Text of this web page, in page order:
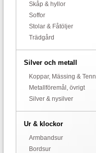
Skåp & hyllor
Soffor
Stolar & Fåtöljer
Trädgård
Silver och metall
Koppar, Mässing & Tenn
Metallföremål, övrigt
Silver & nysilver
Ur & klockor
Armbandsur
Bordsur